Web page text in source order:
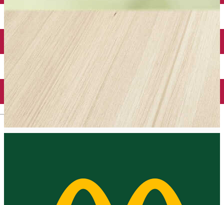
English
Închirieri biciclete
Încărcare vehicule electrice